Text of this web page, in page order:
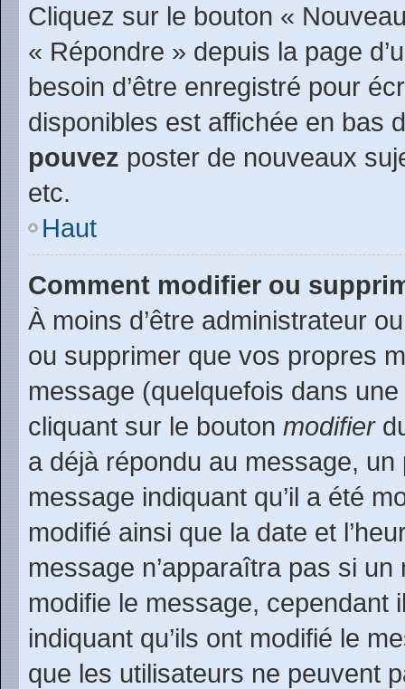
Cliquez sur le bouton «
« Répondre » depuis la page
besoin d’être enregistré pour
disponibles est affichée en bas
pouvez poster de nouveaux
etc.
Haut
Comment modifier ou
À moins d’être administrateur
ou supprimer que vos propres
message (quelquefois dans
cliquant sur le bouton modifier
a déjà répondu au message,
message indiquant qu’il a été
modifié ainsi que la date et
message n’apparaîtra pas si
modifie le message, cependant
indiquant qu’ils ont modifié le
que les utilisateurs ne peuvent